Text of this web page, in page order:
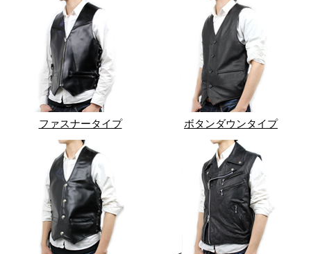
ファスナータイプ ボタンダウンタイプ